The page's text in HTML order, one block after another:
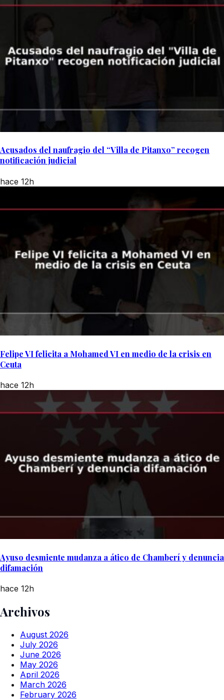
Acusados del naufragio del “Villa de Pitanxo” recogen
notificación judicial
hace 12h
Felipe VI felicita a Mohamed VI en medio de la crisis en
Ceuta
hace 12h
Ayuso desmiente mudanza a ático de Chamberí y denuncia
difamación
hace 12h
Archivos
August 2026
July 2026
June 2026
May 2026
April 2026
March 2026
February 2026